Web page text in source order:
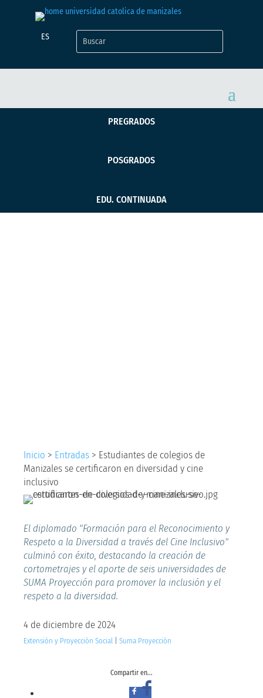
ES
PREGRADOS
POSGRADOS
EDU. CONTINUADA
Inicio > Entradas > Estudiantes de colegios de
Manizales se certificaron en diversidad y cine
inclusivo
El diplomado "Formación para el Reconocimiento y
Respeto a la Diversidad a través del Cine Inclusivo"
culminó con éxito, destacando la creación de
cortometrajes y el aporte de seis universidades de
SUMA Proyección para promover la inclusión y el
respeto a la diversidad.
4 de diciembre de 2024
Extensión y Proyección Social Suma Proyección
Compartir en...